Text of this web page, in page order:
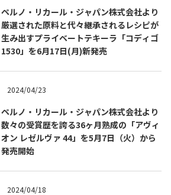
メキシコ旅行
トピックス
プライバシーポリシー サイトマップ
ペルノ・リカール・ジャパン株式会社より
厳選された原料と代々継承されるレシピが
生み出すプライベートテキーラ「コディゴ
1530」を6月17日(月)新発売
2024/04/23
ペルノ・リカール・ジャパン株式会社より
数々の受賞歴を誇る36ヶ月熟成の「アヴィ
オン レゼルヴァ 44」を5月7日（火）から
発売開始
2024/04/18